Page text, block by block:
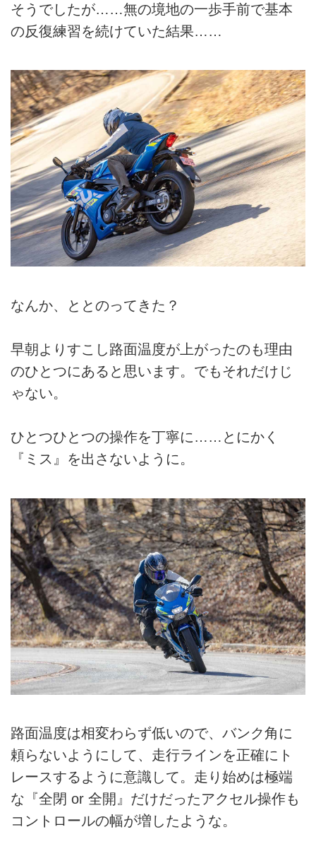
そうでしたが……無の境地の一歩手前で基本
の反復練習を続けていた結果……
なんか、ととのってきた？
早朝よりすこし路面温度が上がったのも理由
のひとつにあると思います。でもそれだけじ
ゃない。
ひとつひとつの操作を丁寧に……とにかく
『ミス』を出さないように。
路面温度は相変わらず低いので、バンク角に
頼らないようにして、走行ラインを正確にト
レースするように意識して。走り始めは極端
な『全閉 or 全開』だけだったアクセル操作も
コントロールの幅が増したような。